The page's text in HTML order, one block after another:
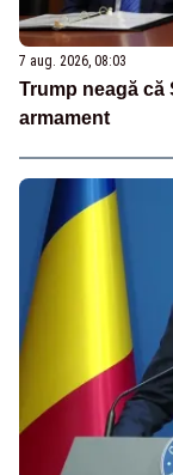
7 aug. 2026, 08:03
Trump neagă
armament